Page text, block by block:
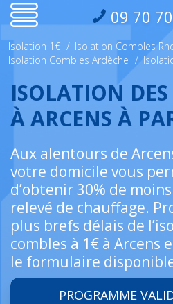
09 70
Isolation 1€ / Isolation Combles
Isolation Combles Ardèche /
ISOLATION
À ARCENS À
Aux alentours de
votre domicile vous
d’obtenir 30% de
relevé de chauffage.
plus brefs délais de
combles à 1€ à Arcens
le formulaire
PROGRAMME